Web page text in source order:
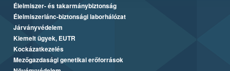
Élelmiszer- és takarmánybiztonság
Élelmiszerlánc-biztonsági laborhálózat
Járványvédelem
Kiemelt ügyek, EUTR
Kockázatkezelés
Mezőgazdasági genetikai erőforrások